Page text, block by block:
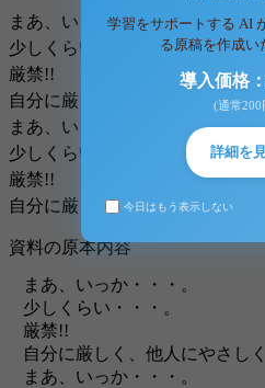
まあ、いっか・・・。
少しくらい・・・。
厳禁!!
自分に厳しく、他人にやさしく
まあ、いっか・・・。
少しくらい・・・。
厳禁!!
自分に厳しく、他人にやさしく
資料の原本内容
まあ、いっか・・・。
少しくらい・・・。
厳禁!!
自分に厳しく、他人にやさしく
まあ、いっか・・・。
学習をサポートする AI
る原稿を作成い
導入価格
(通常200
詳細を
今日はもう表示しない